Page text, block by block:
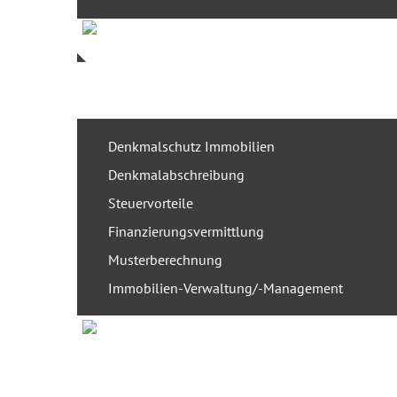
Denkmalschutz Immobilien
Denkmalabschreibung
Steuervorteile
Finanzierungsvermittlung
Musterberechnung
Immobilien-Verwaltung/-Management